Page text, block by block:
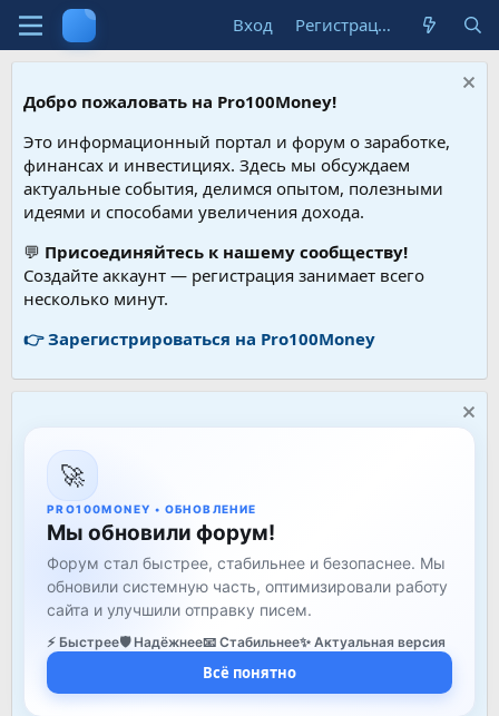
Вход Регистрация
Добро пожаловать на Pro100Money!
Это информационный портал и форум о заработке,
финансах и инвестициях. Здесь мы обсуждаем
актуальные события, делимся опытом, полезными
идеями и способами увеличения дохода.
💬 Присоединяйтесь к нашему сообществу!
Создайте аккаунт — регистрация занимает всего
несколько минут.
👉 Зарегистрироваться на Pro100Money
🚀
PRO100MONEY • ОБНОВЛЕНИЕ
Мы обновили форум!
Форум стал быстрее, стабильнее и безопаснее. Мы
обновили системную часть, оптимизировали работу
сайта и улучшили отправку писем.
⚡ Быстрее🛡️ Надёжнее📧 Стабильнее✨ Актуальная версия
Всё понятно